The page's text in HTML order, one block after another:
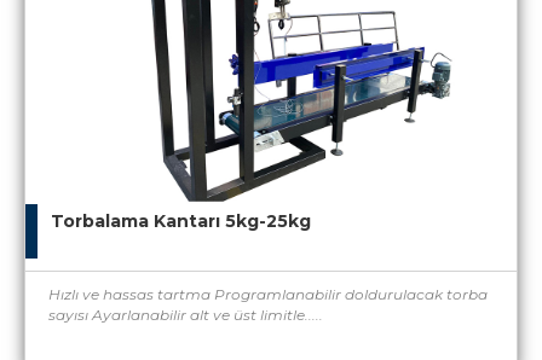
Torbalama Kantarı 5kg-25kg
Hızlı ve hassas tartma Programlanabilir doldurulacak torba
sayısı Ayarlanabilir alt ve üst limitle.....